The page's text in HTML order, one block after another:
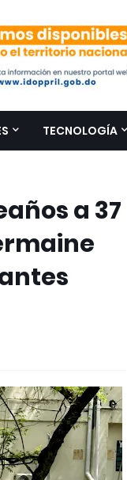
TECNOLOGÍA
a 37